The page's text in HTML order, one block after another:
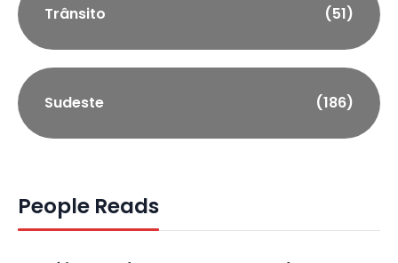
Trânsito (51)
Sudeste (186)
People Reads